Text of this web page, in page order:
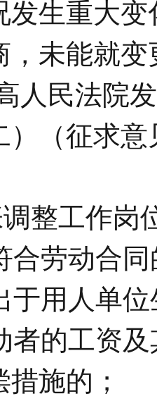
发生重大
，未能就
人民法院
）（征求
整工作岗
劳动合同
于用人单
的工资及
施的；